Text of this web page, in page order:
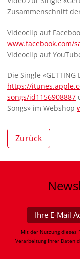
Zusammenschnitt
Videoclip auf
www.facebook.com/
Videoclip auf
Die Single
https://
songs/id1156908887
Songs» im Webshop
Zurück
Mit der Nutzung dieses
Verarbeitung Ihrer Daten